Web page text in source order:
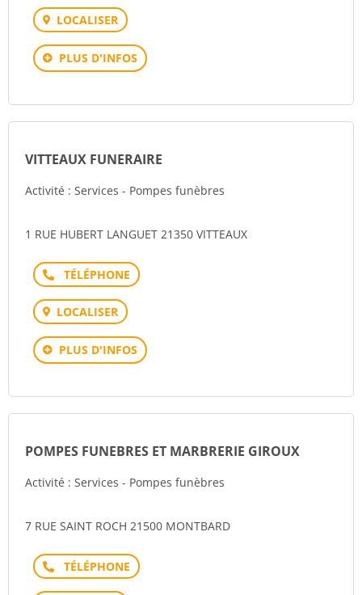
LOCALISER
PLUS D'INFOS
VITTEAUX FUNERAIRE
Activité : Services - Pompes funèbres
1 RUE HUBERT LANGUET 21350 VITTEAUX
Téléphone
LOCALISER
PLUS D'INFOS
POMPES FUNEBRES ET MARBRERIE GIROUX
Activité : Services - Pompes funèbres
7 RUE SAINT ROCH 21500 MONTBARD
Téléphone